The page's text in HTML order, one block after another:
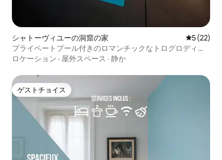
シャトーヴィユーの洞窟の家 レビュー
5 (22)
プライベートプール付きのロマンチックなトログロディテ
スイート
ロケーション · 屋外スペース · 静か
ゲストチョイス
ゲストチョイス